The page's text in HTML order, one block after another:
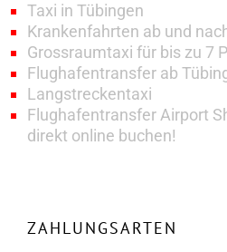
Taxi in Tübingen
Krankenfahrten ab und
Grossraumtaxi für bis zu 7
Flughafentransfer ab
Langstreckentaxi
Flughafentransfer Airport
direkt online buchen!
ZAHLUNGSARTEN